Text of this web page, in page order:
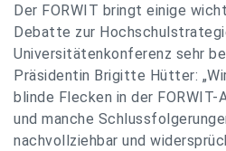
Der FORWIT bringt einige
Debatte zur
Universitätenkonferenz sehr
Präsidentin Brigitte Hütter:
blinde Flecken in der
und manche
nachvollziehbar und